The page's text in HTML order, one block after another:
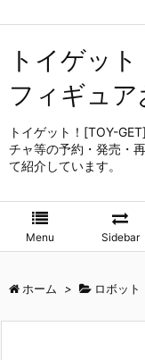
トイゲッ
フィギュ
トイゲット！[TOY-
チャ等の予約・発売・
て紹介しています。
Menu Sidebar
ホーム > ロボット